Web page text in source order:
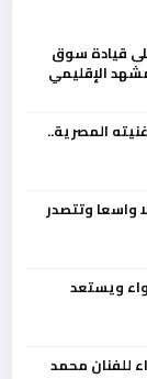
قيادة سوق
الإقليمي
المصرية..
واسعا وتتصدر
ويستعد
للفنان محمد